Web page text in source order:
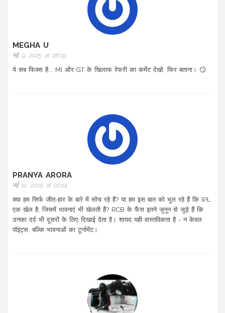
MEGHA U
मई 9, 2025 at 06:19
ये सब फिक्स है... MI और GT के खिलाफ रेफरी का कमेंट देखो, फिर बताना। 😏
PRANYA ARORA
मई 11, 2025 at 02:14
क्या हम सिर्फ जीत-हार के बारे में सोच रहे हैं? या हम इस बात को भूल रहे हैं कि IPL
एक खेल है, जिसमें भावनाएं भी खेलती हैं? RCB के फैंस इतने जुनून से जुड़े हैं कि
उनका दर्द भी दूसरों के लिए दिखाई देता है। शायद यही वास्तविकता है - न केवल
पॉइंट्स, बल्कि भावनाओं का टूर्नामेंट।